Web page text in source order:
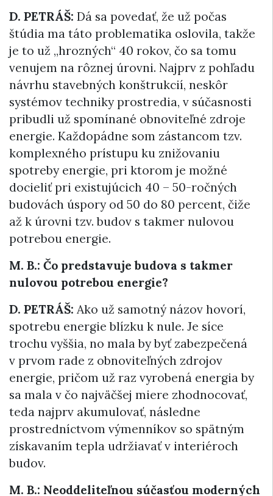
D. PETRÁŠ: Dá sa povedať, že už počas
štúdia ma táto problematika oslovila, takže
je to už „hrozných“ 40 rokov, čo sa tomu
venujem na rôznej úrovni. Najprv z pohľadu
návrhu stavebných konštrukcií, neskôr
systémov techniky prostredia, v súčasnosti
pribudli už spomínané obnoviteľné zdroje
energie. Každopádne som zástancom tzv.
komplexného prístupu ku znižovaniu
spotreby energie, pri ktorom je možné
docieliť pri existujúcich 40 – 50-ročných
budovách úspory od 50 do 80 percent, čiže
až k úrovni tzv. budov s takmer nulovou
potrebou energie.
M. B.: Čo predstavuje budova s takmer
nulovou potrebou energie?
D. PETRÁŠ: Ako už samotný názov hovorí,
spotrebu energie blízku k nule. Je síce
trochu vyššia, no mala by byť zabezpečená
v prvom rade z obnoviteľných zdrojov
energie, pričom už raz vyrobená energia by
sa mala v čo najväčšej miere zhodnocovať,
teda najprv akumulovať, následne
prostredníctvom výmenníkov so spätným
získavaním tepla udržiavať v interiéroch
budov.
M. B.: Neoddeliteľnou súčasťou moderných